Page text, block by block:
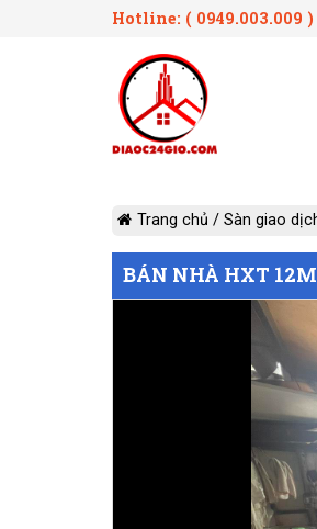
Hotline: ( 0949.003.009 )
Trang chủ / Sàn giao
BÁN NHÀ HXT